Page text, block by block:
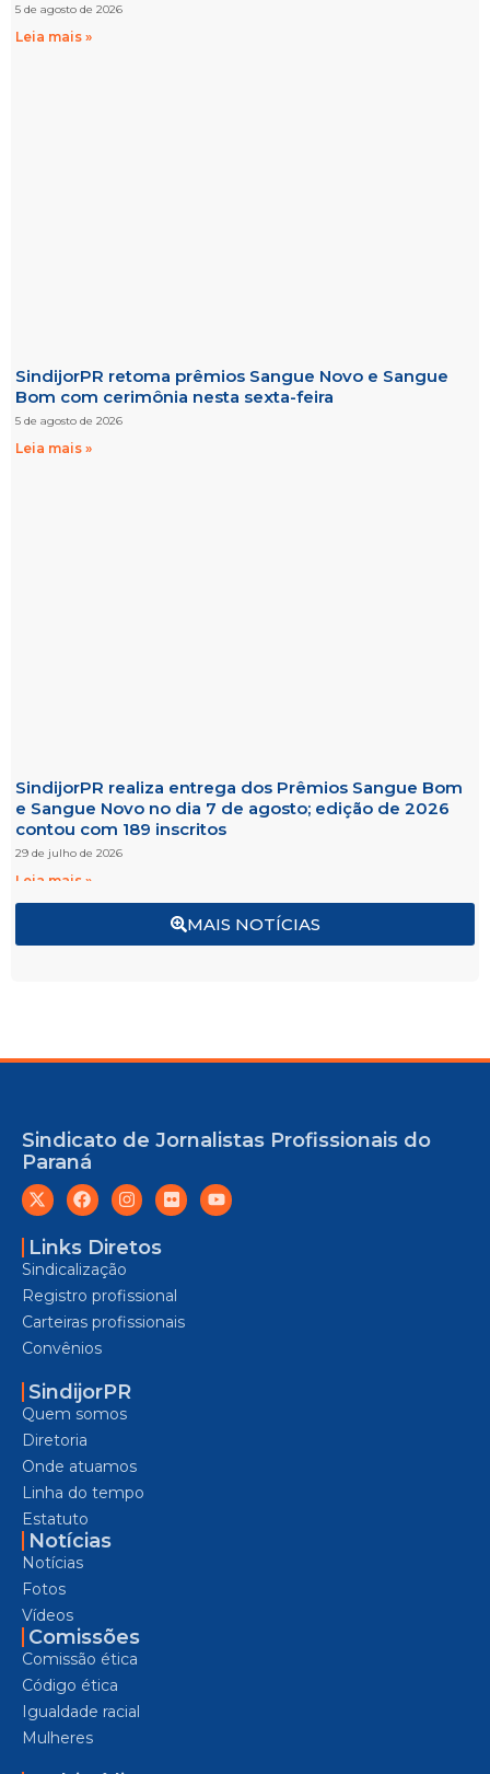
MAIS NOTÍCIAS
5 de agosto de 2026
Leia mais »
SindijorPR retoma prêmios Sangue Novo e Sangue
Bom com cerimônia nesta sexta-feira
5 de agosto de 2026
Leia mais »
SindijorPR realiza entrega dos Prêmios Sangue Bom
e Sangue Novo no dia 7 de agosto; edição de 2026
contou com 189 inscritos
29 de julho de 2026
Leia mais »
Sindicato de Jornalistas Profissionais do
Paraná
Links Diretos
Sindicalização
Registro profissional
Carteiras profissionais
Convênios
SindijorPR
Quem somos
Diretoria
Onde atuamos
Linha do tempo
Estatuto
Notícias
Notícias
Fotos
Vídeos
Comissões
Comissão ética
Código ética
Igualdade racial
Mulheres